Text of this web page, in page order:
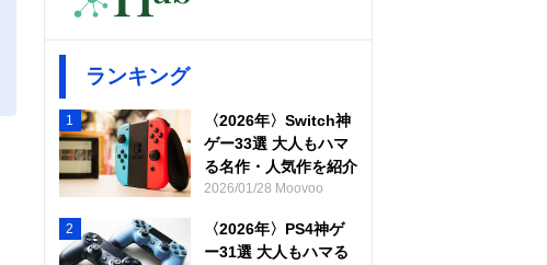
ランキング
1
〈2026年〉Switch神
ゲー33選 大人もハマ
る名作・人気作を紹介
2026/01/28 Moovoo
2
〈2026年〉PS4神ゲ
ー31選 大人もハマる